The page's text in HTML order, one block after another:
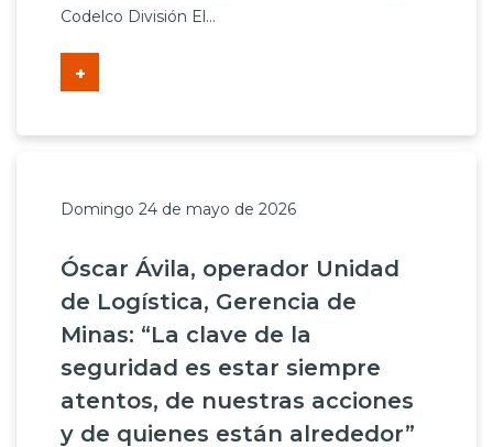
Codelco División El...
+
Domingo 24 de mayo de 2026
Óscar Ávila, operador Unidad
de Logística, Gerencia de
Minas: “La clave de la
seguridad es estar siempre
atentos, de nuestras acciones
y de quienes están alrededor”